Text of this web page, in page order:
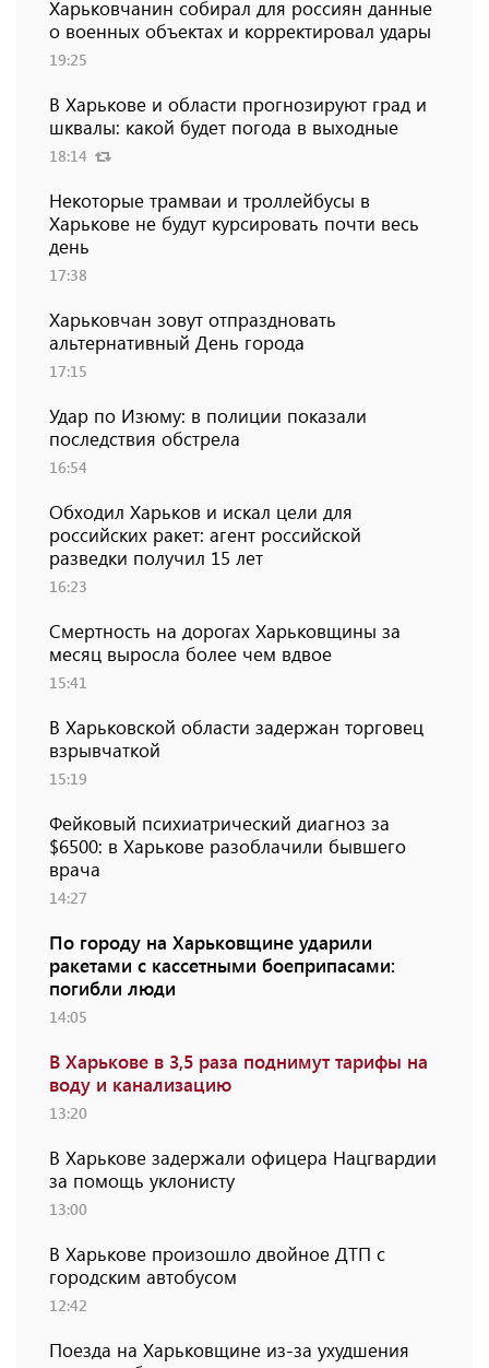
Харьковчанин собирал для россиян данные
о военных объектах и ​​корректировал удары
19:25
В Харькове и области прогнозируют град и
шквалы: какой будет погода в выходные
18:14
Некоторые трамваи и троллейбусы в
Харькове не будут курсировать почти весь
день
17:38
Харьковчан зовут отпраздновать
альтернативный День города
17:15
Удар по Изюму: в полиции показали
последствия обстрела
16:54
Обходил Харьков и искал цели для
российских ракет: агент российской
разведки получил 15 лет
16:23
Смертность на дорогах Харьковщины за
месяц выросла более чем вдвое
15:41
В Харьковской области задержан торговец
взрывчаткой
15:19
Фейковый психиатрический диагноз за
$6500: в Харькове разоблачили бывшего
врача
14:27
По городу на Харьковщине ударили
ракетами с кассетными боеприпасами:
погибли люди
14:05
В Харькове в 3,5 раза поднимут тарифы на
воду и канализацию
13:20
В Харькове задержали офицера Нацгвардии
за помощь уклонисту
13:00
В Харькове произошло двойное ДТП с
городским автобусом
12:42
Поезда на Харьковщине из-за ухудшения